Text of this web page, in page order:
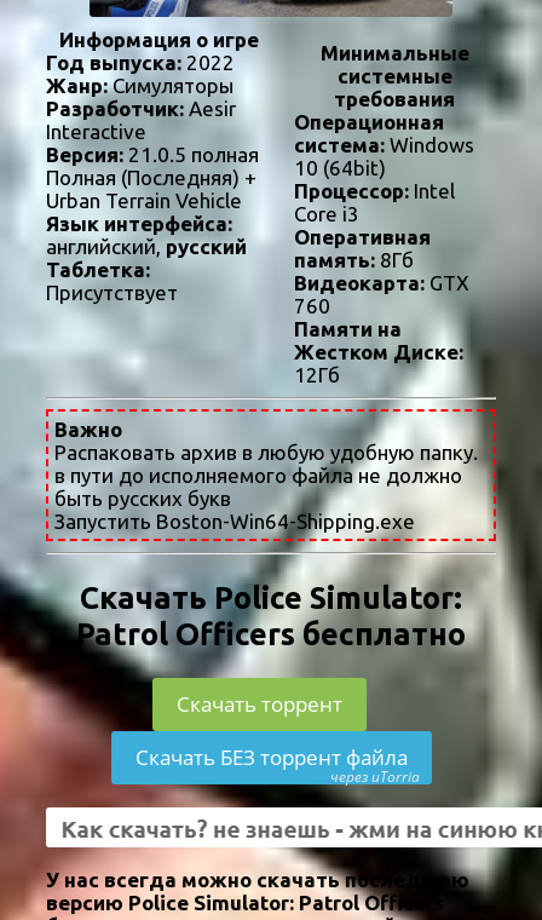
Информация о игре
Год выпуска: 2022
Жанр:Симуляторы
Разработчик: Aesir
Interactive
Версия: 21.0.5 полная
Полная (Последняя) +
Urban Terrain Vehicle
Язык интерфейса:
английский, русский
Таблетка:
Присутствует
Минимальные
системные
требования
Операционная
система:Windows
10 (64bit)
Процессор:Intel
Core i3
Оперативная
память:8Гб
Видеокарта:GTX
760
Памяти на
Жестком Диске:
12Гб
Важно
Распаковать архив в любую удобную папку.
в пути до исполняемого файла не должно
быть русских букв
Запустить Boston-Win64-Shipping.exe
Скачать Police Simulator:
Patrol Officers бесплатно
Скачать торрент
Скачать БЕЗ торрент файла
через uTorria
У нас всегда можно скачать последнюю
версию Police Simulator: Patrol Officers